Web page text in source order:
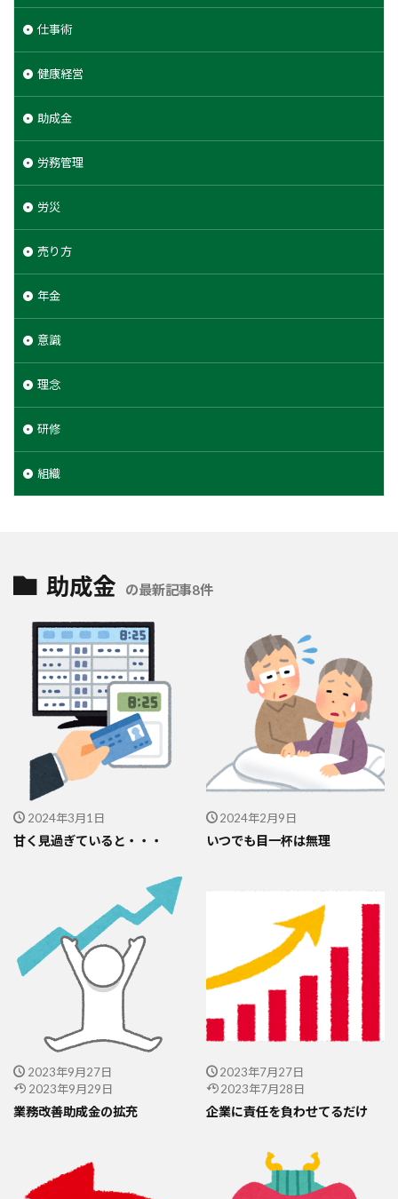
仕事術
健康経営
助成金
労務管理
労災
売り方
年金
意識
理念
研修
組織
助成金 の最新記事8件
2024年3月1日
甘く見過ぎていると・・・
2024年2月9日
いつでも目一杯は無理
2023年9月27日
2023年9月29日
業務改善助成金の拡充
2023年7月27日
2023年7月28日
企業に責任を負わせてるだけ